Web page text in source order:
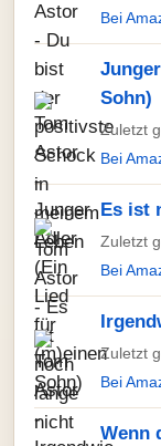
Bei
Sohn)
Zuletzt
Bei
Es ist
Zuletzt
Bei
Zuletzt
Bei
Wenn